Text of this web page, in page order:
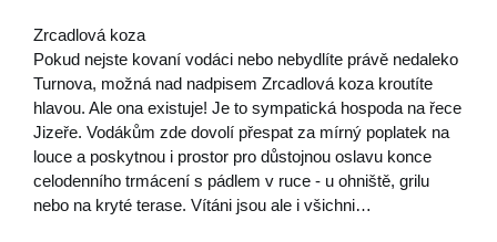
Zrcadlová koza
Pokud nejste kovaní vodáci nebo nebydlíte právě nedaleko
Turnova, možná nad nadpisem Zrcadlová koza kroutíte
hlavou. Ale ona existuje! Je to sympatická hospoda na řece
Jizeře. Vodákům zde dovolí přespat za mírný poplatek na
louce a poskytnou i prostor pro důstojnou oslavu konce
celodenního trmácení s pádlem v ruce - u ohniště, grilu
nebo na kryté terase. Vítáni jsou ale i všichni…